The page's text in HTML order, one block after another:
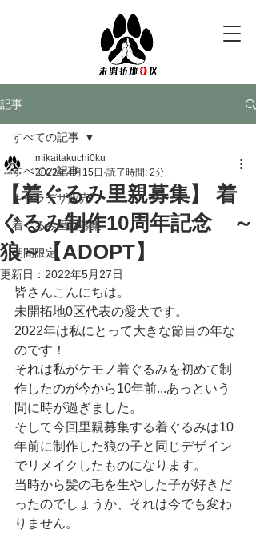
記事
すべての記事
キャラデザ販売
着ぐるみ里親募集
期間限定
すべての記事
【着ぐるみ里親募集】 着
ぐるみ制作10周年記念 ～
狼～【ADOPT】
mikaitakuchi0ku
2022年4月15日 読了時間: 2分
更新日： 2022年5月27日
皆さんこんにちは。
未開拓地0区代表の愛犬です。
2022年は私にとって大きな節目の年な
のです！
それは私がケモノ着ぐるみを初めて制
作したのが今から10年前...あっという
間に時が過ぎました。
そして今回里親募集する着ぐるみは10
年前に制作した狼の子と同じデザイン
でリメイクしたものになります。
当時から髪の毛を生やした子が好きだ
ったのでしょうか、それは今でも変わ
りません。